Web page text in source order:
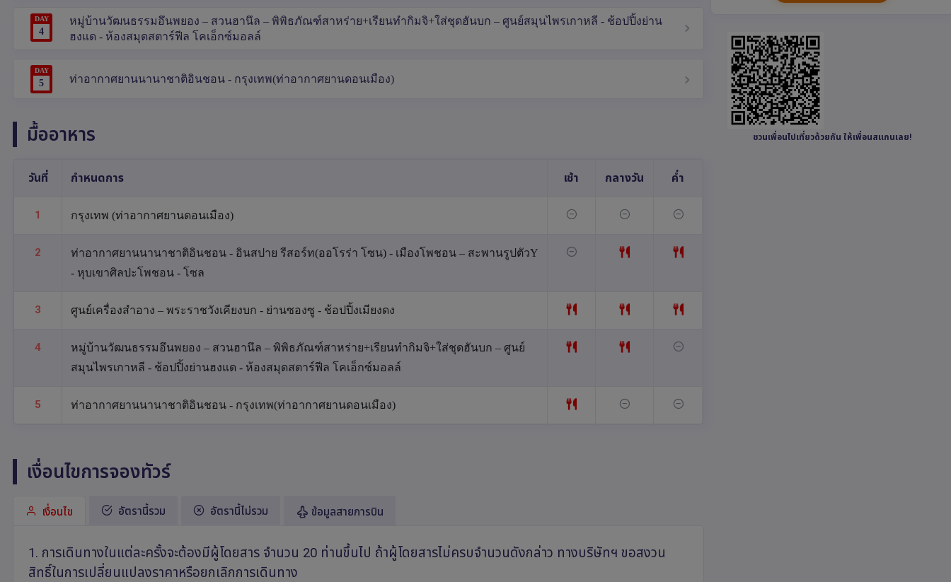
DAY
4
หมู่บ้านวัฒนธรรมอึนพยอง – สวนฮานึล – พิพิธภัณฑ์สาหร่าย+เรียนทำกิมจิ+ใส่ชุดฮันบก – ศูนย์สมุนไพรเกาหลี - ช้อปปิ้งย่าน
ฮงแด - ห้องสมุดสตาร์ฟีล โคเอ็กซ์มอลล์
DAY
5 ท่าอากาศยานนานาชาติอินชอน - กรุงเทพ(ท่าอากาศยานดอนเมือง)
มื้ออาหาร
วันที่ กำหนดการ เช้า กลางวัน ค่ำ
1 กรุงเทพ (ท่าอากาศยานดอนเมือง)
2
ท่าอากาศยานนานาชาติอินชอน - อินสปาย รีสอร์ท(ออโรร่า โซน) - เมืองโพชอน – สะพานรูปตัวY
- หุบเขาศิลปะโพชอน - โซล
3 ศูนย์เครื่องสำอาง – พระราชวังเคียงบก - ย่านซองซู - ช้อปปิ้งเมียงดง
4
หมู่บ้านวัฒนธรรมอึนพยอง – สวนฮานึล – พิพิธภัณฑ์สาหร่าย+เรียนทำกิมจิ+ใส่ชุดฮันบก – ศูนย์
สมุนไพรเกาหลี - ช้อปปิ้งย่านฮงแด - ห้องสมุดสตาร์ฟีล โคเอ็กซ์มอลล์
5 ท่าอากาศยานนานาชาติอินชอน - กรุงเทพ(ท่าอากาศยานดอนเมือง)
เงื่อนไขการจองทัวร์
เงื่อนไข อัตรานี้รวม อัตรานี้ไม่รวม ข้อมูลสายการบิน
1. การเดินทางในแต่ละครั้งจะต้องมีผู้โดยสาร จำนวน 20 ท่านขึ้นไป ถ้าผู้โดยสารไม่ครบจำนวนดังกล่าว ทางบริษัทฯ ขอสงวน
สิทธิ์ในการเปลี่ยนแปลงราคาหรือยกเลิกการเดินทาง
ชวนเพื่อนไปเที่ยวด้วยกัน ให้เพื่อนสแกนเลย!